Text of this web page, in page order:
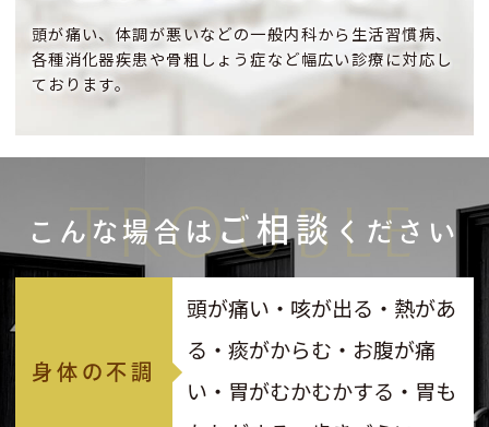
頭が痛い、体調が悪いなどの一般内科から生活習慣病、
各種消化器疾患や骨粗しょう症など幅広い診療に対応し
ております。
こんな場合は ご相談 ください
TROUBLE
身体の不調
頭が痛い・咳が出る・熱があ
る・痰がからむ・お腹が痛
い・胃がむかむかする・胃も